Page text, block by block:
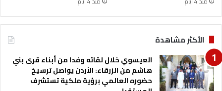
ا
ج
ي
ة
و
ا
ل
1
ع
ا
م
ا
ب
الأكثر مشاهدة
العيسوي خلال لقائه وفدا من أبناء قرى بني
هاشم من الزرقاء: الأردن يواصل ترسيخ
حضوره العالمي برؤية ملكية تستشرف